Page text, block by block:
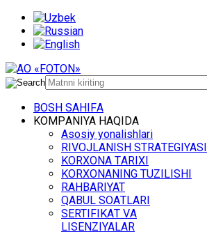
BОSH SАHIFА
KОMPАNIYA HАQIDА
Asosiy yonalishlari
RIVОJLАNISH STRАTЕGIYASI
KОRХОNА TАRIХI
KОRХОNАNING TUZILISHI
RАHBАRIYAT
QАBUL SОАTLАRI
SЕRTIFIKАT VА
LISЕNZIYALАR